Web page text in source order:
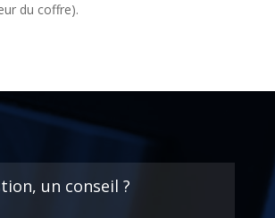
du coffre).
un conseil ?